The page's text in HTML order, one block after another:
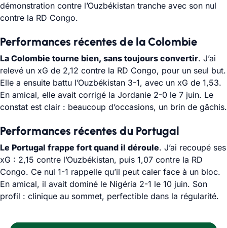
démonstration contre l’Ouzbékistan tranche avec son nul
contre la RD Congo.
Performances récentes de la Colombie
La Colombie tourne bien, sans toujours convertir. J’ai
relevé un xG de 2,12 contre la RD Congo, pour un seul but.
Elle a ensuite battu l’Ouzbékistan 3-1, avec un xG de 1,53.
En amical, elle avait corrigé la Jordanie 2-0 le 7 juin. Le
constat est clair : beaucoup d’occasions, un brin de gâchis.
Performances récentes du Portugal
Le Portugal frappe fort quand il déroule. J’ai recoupé ses
xG : 2,15 contre l’Ouzbékistan, puis 1,07 contre la RD
Congo. Ce nul 1-1 rappelle qu’il peut caler face à un bloc.
En amical, il avait dominé le Nigéria 2-1 le 10 juin. Son
profil : clinique au sommet, perfectible dans la régularité.